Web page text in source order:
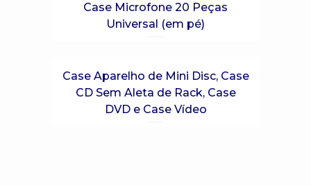
Case Microfone 20 Peças
Universal (em pé)
Case Aparelho de Mini Disc, Case
CD Sem Aleta de Rack, Case
DVD e Case Vídeo